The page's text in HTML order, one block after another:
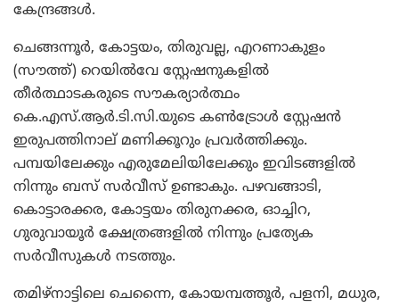
കേന്ദ്രങ്ങള്‍.
ചെങ്ങന്നൂര്‍, കോട്ടയം, തിരുവല്ല, എറണാകുളം
(സൗത്ത്) റെയില്‍വേ സ്റ്റേഷനുകളില്‍
തീര്‍ത്ഥാടകരുടെ സൗകര്യാര്‍ത്ഥം
കെ.എസ്.ആര്‍.ടി.സി.യുടെ കണ്‍ട്രോള്‍ സ്റ്റേഷന്‍
ഇരുപത്തിനാല് മണിക്കൂറും പ്രവര്‍ത്തിക്കും.
പമ്പയിലേക്കും എരുമേലിയിലേക്കും ഇവിടങ്ങളില്‍
നിന്നും ബസ് സര്‍വീസ് ഉണ്ടാകും. പഴവങ്ങാടി,
കൊട്ടാരക്കര, കോട്ടയം തിരുനക്കര, ഓച്ചിറ,
ഗുരുവായൂര്‍ ക്ഷേത്രങ്ങളില്‍ നിന്നും പ്രത്യേക
സര്‍വീസുകള്‍ നടത്തും.
തമിഴ്‌നാട്ടിലെ ചെന്നൈ, കോയമ്പത്തൂര്‍, പളനി, മധുര,